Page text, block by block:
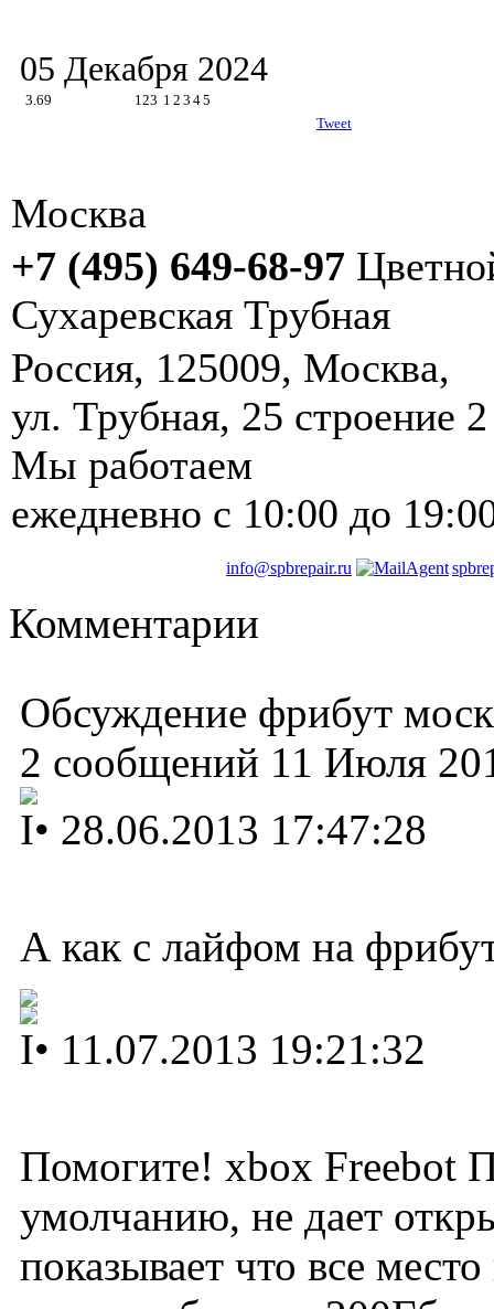
05 Декабря 2024
3.69 123 1 2 3 45
Tweet
Москва
+7 (495) 649-68-97
Сухаревская Трубная
Россия, 125009, Москва, ‎
ул. Трубная, 25 строение 2
Мы работаем
ежедневно с 10:00 до
info@spbrepair.ru
Комментарии
Обсуждение фрибут
2 сообщений 11 Июля
I• 28.06.2013 17:47:28
А как с лайфом на
I• 11.07.2013 19:21:32
Помогите! xbox Freebot
умолчанию, не дает
показывает что все